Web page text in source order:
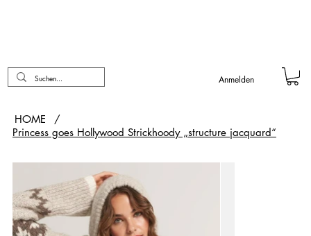
Anmelden
HOME
/
Princess goes Hollywood Strickhoody „structure jacquard“